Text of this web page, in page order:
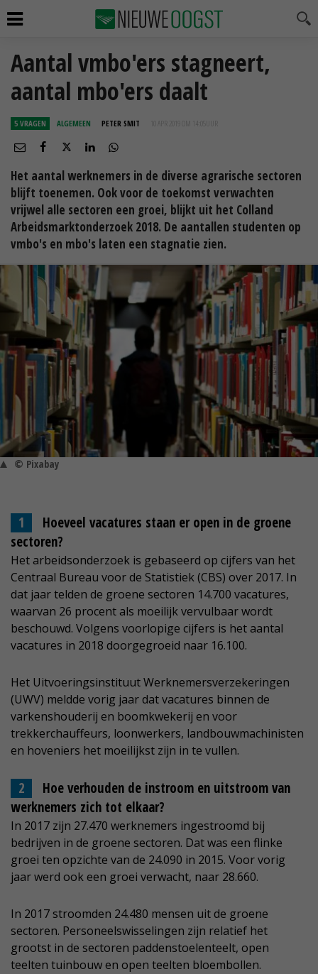
Aantal vmbo'ers stagneert,
aantal mbo'ers daalt
5 VRAGEN ALGEMEEN PETER SMIT 10 APR 2019 OM 14:05
Het aantal werknemers in de diverse agrarische sectoren
blijft toenemen. Ook voor de toekomst verwachten
vrijwel alle sectoren een groei, blijkt uit het Colland
Arbeidsmarktonderzoek 2018. De aantallen studenten op
vmbo's en mbo's laten een stagnatie zien.
© Pixabay
Hoeveel vacatures staan er open in de groene
sectoren?
Het arbeidsonderzoek is gebaseerd op cijfers van het
Centraal Bureau voor de Statistiek (CBS) over 2017. In
dat jaar telden de groene sectoren 14.700 vacatures,
waarvan 26 procent als moeilijk vervulbaar wordt
beschouwd. Volgens voorlopige cijfers is het aantal
vacatures in 2018 doorgegroeid naar 16.100.
Het Uitvoeringsinstituut Werknemersverzekeringen
(UWV) meldde vorig jaar dat vacatures binnen de
varkenshouderij en boomkwekerij en voor
trekkerchauffeurs, loonwerkers, landbouwmachinisten
en hoveniers het moeilijkst zijn in te vullen.
Hoe verhouden de instroom en uitstroom van
werknemers zich tot elkaar?
In 2017 zijn 27.470 werknemers ingestroomd bij
bedrijven in de groene sectoren. Dat was een flinke
groei ten opzichte van de 24.090 in 2015. Voor vorig
jaar werd ook een groei verwacht, naar 28.660.
In 2017 stroomden 24.480 mensen uit de groene
sectoren. Personeelswisselingen zijn relatief het
grootst in de sectoren paddenstoelenteelt, open
teelten tuinbouw en open teelten bloembollen.